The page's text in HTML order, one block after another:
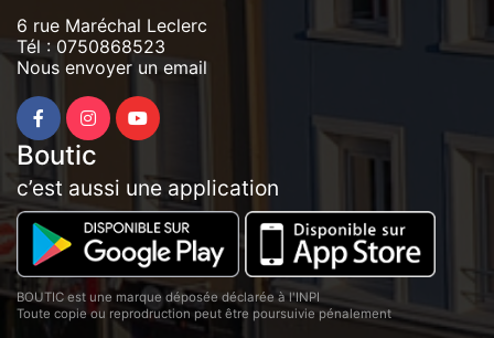
6 rue Maréchal Leclerc
Tél : 0750868523
Nous envoyer un email
Boutic
c’est aussi une application
BOUTIC est une marque déposée déclarée à l'INPI
Toute copie ou reprodruction peut être poursuivie pénalement